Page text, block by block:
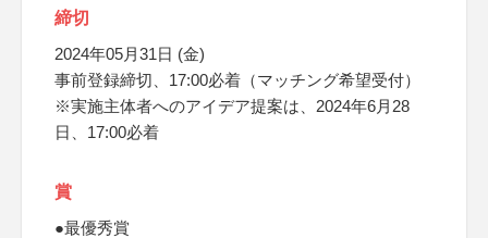
締切
2024年05月31日 (金)
事前登録締切、17:00必着（マッチング希望受付）
※実施主体者へのアイデア提案は、2024年6月28
日、17:00必着
賞
●最優秀賞